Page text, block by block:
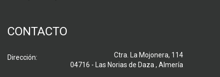
CONTACTO
Dirección:
Ctra. La Mojonera, 114
04716 - Las Norias de Daza , Almería